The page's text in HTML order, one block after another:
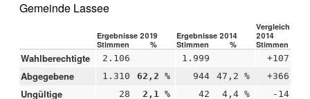
Gemeinde Lassee
Ergebnisse 2019 Ergebnisse 2014
Vergleich
2014
Stimmen
% Stimmen % Stimmen
Wahlberechtigte 2.106 1.999 +107
Abgegebene 1.310 62,2 % 944 47,2 % +366
Ungültige 28 2,1 % 42 4,4 % -14